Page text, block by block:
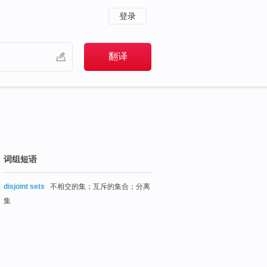
登录
词组短语
disjoint sets
不相交的集；互斥的集合；分离
集